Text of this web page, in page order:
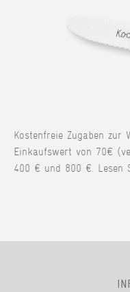
Kostenfreie Zugaben zur
Einkaufswert von 70€
400 € und 800 €. Lesen